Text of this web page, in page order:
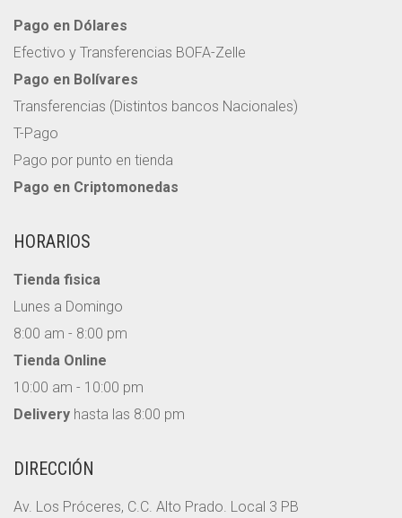
Pago en Dólares
Efectivo y Transferencias BOFA-Zelle
Pago en Bolívares
Transferencias (Distintos bancos Nacionales)
T-Pago
Pago por punto en tienda
Pago en Criptomonedas
HORARIOS
Tienda fisica
Lunes a Domingo
8:00 am - 8:00 pm
Tienda Online
10:00 am - 10:00 pm
Delivery hasta las 8:00 pm
DIRECCIÓN
Av. Los Próceres, C.C. Alto Prado. Local 3 PB